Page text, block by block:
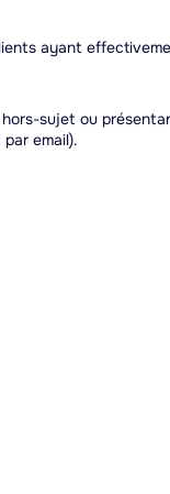
ayant
sujet ou
email).